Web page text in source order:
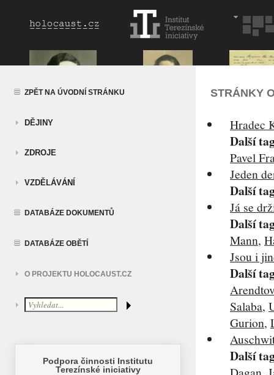
ZPĚT NA ÚVODNÍ STRÁNKU
DĚJINY
ZDROJE
VZDĚLÁVÁNÍ
DATABÁZE DOKUMENTŮ
DATABÁZE OBĚTÍ
O PROJEKTU HOLOCAUST.CZ
STRÁNKY
Hradec
Další
Pavel
Jeden
Další
Já se
Další
Mann,
Jsou i
Další
Salaba,
Gurion,
Další